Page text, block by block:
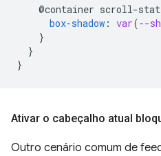
@container scroll-
box-shadow : var(--
}
}
}
Ativar o cabeçalho atual
Outro cenário comum de